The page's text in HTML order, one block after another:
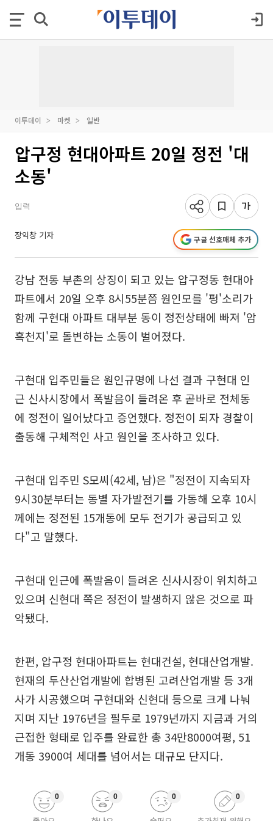
이투데이 마켓 일반
압구정 현대아파트 20일 정전 '대
소동'
입력
장익창 기자 구글 선호매체 추가
강남 전통 부촌의 상징이 되고 있는 압구정동 현대아
파트에서 20일 오후 8시55분쯤 원인모를 '펑'소리가
함께 구현대 아파트 대부분 동이 정전상태에 빠져 '암
흑천지'로 돌변하는 소동이 벌어졌다.
구현대 입주민들은 원인규명에 나선 결과 구현대 인
근 신사시장에서 폭발음이 들려온 후 곧바로 전체동
에 정전이 일어났다고 증언했다. 정전이 되자 경찰이
출동해 구체적인 사고 원인을 조사하고 있다.
구현대 입주민 S모씨(42세, 남)은 "정전이 지속되자
9시30분부터는 동별 자가발전기를 가동해 오후 10시
께에는 정전된 15개동에 모두 전기가 공급되고 있
다"고 말했다.
구현대 인근에 폭발음이 들려온 신사시장이 위치하고
있으며 신현대 쪽은 정전이 발생하지 않은 것으로 파
악됐다.
한편, 압구정 현대아파트는 현대건설, 현대산업개발.
현재의 두산산업개발에 합병된 고려산업개발 등 3개
사가 시공했으며 구현대와 신현대 등으로 크게 나눠
지며 지난 1976년을 필두로 1979년까지 지금과 거의
근접한 형태로 입주를 완료한 총 34만8000여평, 51
개동 3900여 세대를 넘어서는 대규모 단지다.
0 0 0 0